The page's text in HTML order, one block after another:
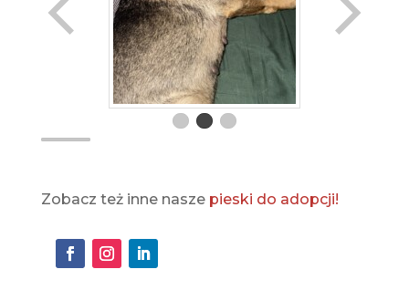
Zobacz też inne nasze pieski do adopcji!